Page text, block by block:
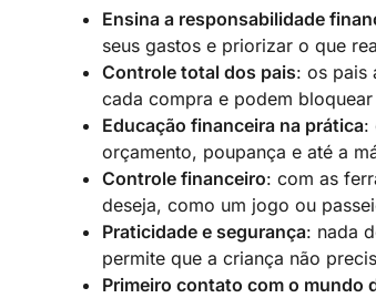
Ensina a responsabilidade
seus gastos e priorizar o que
Controle total dos pais: os pais
cada compra e podem
Educação financeira na prática:
orçamento, poupança e até a
Controle financeiro: com as
deseja, como um jogo ou
Praticidade e segurança: nada
permite que a criança não
Primeiro contato com o mundo